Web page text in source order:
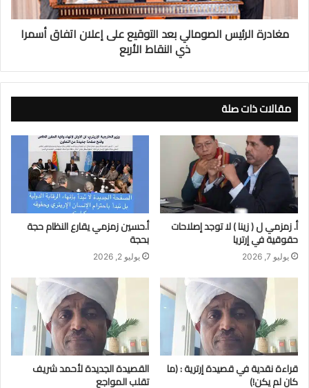
مغادرة الرئيس الصومالي بعد التوقيع على إعلان اتفاق أسمرا
ذي النقاط الأربع
مقالات ذات صلة
أ. زمزمي ل ( زينا ) لا توجد إصلاحات
حقوقية في إرتريا
يوليو 7, 2026
أ.حسين زمزمي يقارع النظام حجة
بحجة
يوليو 2, 2026
قراءة نقدية في قصيدة إرترية : (ما
كان لم يكن!)
القصيدة الجديدة لأحمد شريف
تقلب المواجع